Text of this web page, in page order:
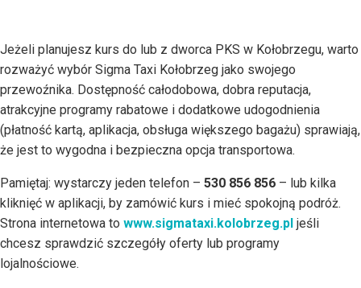
Jeżeli planujesz kurs do lub z dworca PKS w Kołobrzegu, warto
rozważyć wybór Sigma Taxi Kołobrzeg jako swojego
przewoźnika. Dostępność całodobowa, dobra reputacja,
atrakcyjne programy rabatowe i dodatkowe udogodnienia
(płatność kartą, aplikacja, obsługa większego bagażu) sprawiają,
że jest to wygodna i bezpieczna opcja transportowa.
Pamiętaj: wystarczy jeden telefon – 530 856 856 – lub kilka
kliknięć w aplikacji, by zamówić kurs i mieć spokojną podróż.
Strona internetowa to www.sigmataxi.kolobrzeg.pl jeśli
chcesz sprawdzić szczegóły oferty lub programy
lojalnościowe.